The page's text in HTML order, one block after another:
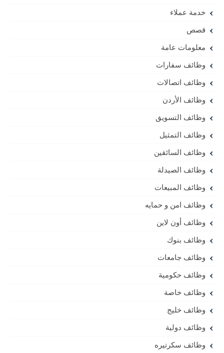
خدمة عملاء
قصص
معلومات عامة
وظائف سفارات
وظائف اتصالات
وظائف الأردن
وظائف التسويق
وظائف التمثيل
وظائف السائقين
وظائف الصيدلة
وظائف المبيعات
وظائف امن و حمايه
وظائف أون لاين
وظائف بنوك
وظائف جامعات
وظائف حكومية
وظائف خاصة
وظائف خليج
وظائف دولية
وظائف سكرتيره